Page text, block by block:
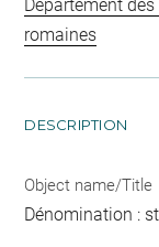
Département
romaines
DESCRIPTION
Object name/Title
Dénomination :